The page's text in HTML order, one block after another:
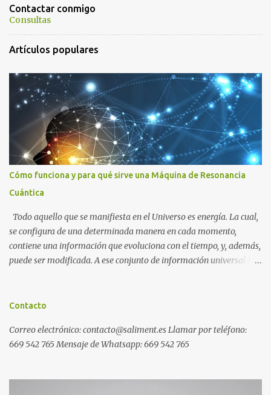
a
r
i
o
s
Contactar conmigo
Consultas
Artículos populares
Cómo funciona y para qué sirve una Máquina de Resonancia
Cuántica
Todo aquello que se manifiesta en el Universo es energía. La cual,
se configura de una determinada manera en cada momento,
contiene una información que evoluciona con el tiempo, y, además,
puede ser modificada. A ese conjunto de información universal lo
pensamos en alguien que hace tiempo que no vemos y, de repente,
deseamos algo con intensidad y, contra toda probabilidad, termina
materializándose. O cuando experimentamos a diario una
Contacto
Correo electrónico: contacto@saliment.es Llamar por teléfono:
669 542 765 Mensaje de Whatsapp: 669 542 765